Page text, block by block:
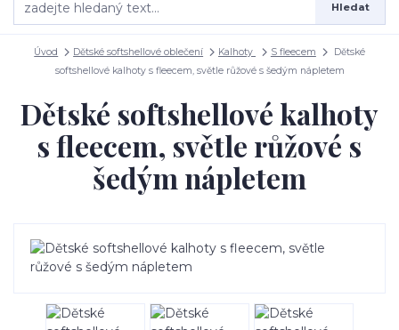
Hledat
Úvod Dětské softshellové oblečení Kalhoty S fleecem
Dětské
softshellové kalhoty s fleecem, světle růžové s šedým nápletem
Dětské softshellové kalhoty
s fleecem, světle růžové s
šedým nápletem